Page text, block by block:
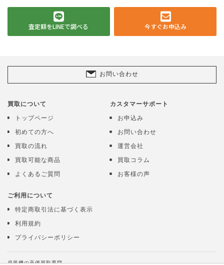
査定額をLINEで調べる 今すぐお申込み
お問い合わせ
買取について
トップページ
初めての方へ
買取の流れ
買取可能な商品
よくあるご質問
カスタマーサポート
お申込み
お問い合わせ
運営会社
買取コラム
お客様の声
ご利用について
特定商取引法に基づく表示
利用規約
プライバシーポリシー
扇風機の高価買取専門